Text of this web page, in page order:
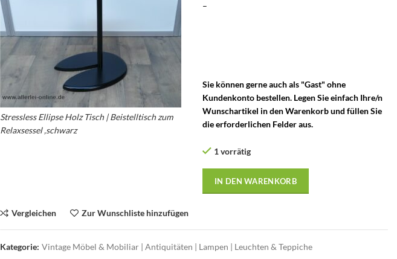
Stressless Ellipse Holz Tisch | Beistelltisch zum
Relaxsessel ,schwarz
–
Sie können gerne auch als "Gast" ohne
Kundenkonto bestellen. Legen Sie einfach Ihre/n
Wunschartikel in den Warenkorb und füllen Sie
die erforderlichen Felder aus.
1 vorrätig
IN DEN WARENKORB
Vergleichen Zur Wunschliste hinzufügen
Kategorie: Vintage Möbel & Mobiliar | Antiquitäten | Lampen | Leuchten & Teppiche